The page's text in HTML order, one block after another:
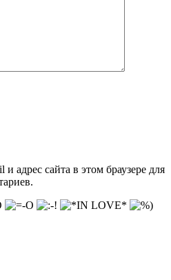
адрес сайта в этом браузере для